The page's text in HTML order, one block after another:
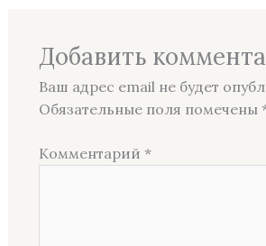
Добавить
Ваш адрес email не будет
Обязательные поля помечены
Комментарий *